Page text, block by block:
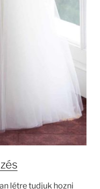
létre tudjuk hozni